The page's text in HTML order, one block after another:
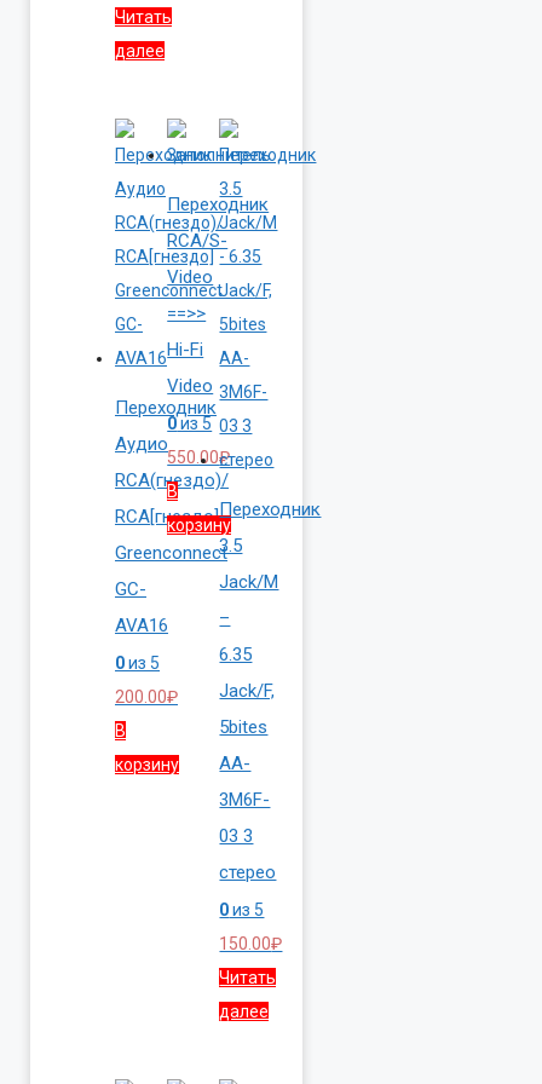
Читать
далее
Переходник
Аудио
RCA(гнездо)/
RCA[гнездо]
Greenconnect
GC-
AVA16
0из 5
200.00₽
В
корзину
Переходник
RCA/S-
Video
==>>
Hi-Fi
Video
0из 5
550.00₽
В
корзину
Переходник
3.5
Jack/M
–
6.35
Jack/F,
5bites
AA-
3M6F-
03 3
стерео
0из 5
150.00₽
Читать
далее